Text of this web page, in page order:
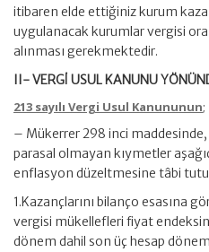
itibaren elde ettiğiniz kurum
uygulanacak kurumlar vergisi
alınması gerekmektedir.
II- VERGİ USUL KANUNU
213 sayılı Vergi Usul Kanununun;
– Mükerrer 298 inci
parasal olmayan kıymetler
enflasyon düzeltmesine tâbi
1.Kazançlarını bilanço esasına
vergisi mükellefleri fiyat
dönem dahil son üç hesap